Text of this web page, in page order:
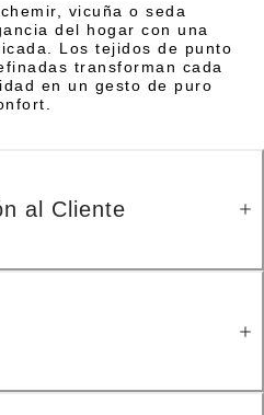
vicuña o seda
del hogar con una
Los tejidos de punto
transforman cada
en un gesto de puro
al Cliente